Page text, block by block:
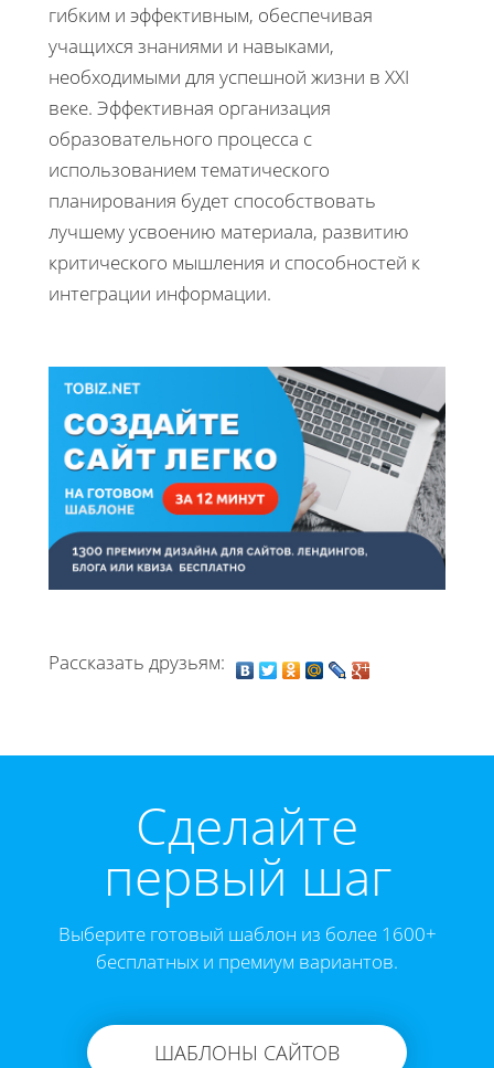
гибким и эффективным, обеспечивая
учащихся знаниями и навыками,
необходимыми для успешной жизни в XXI
веке. Эффективная организация
образовательного процесса с
использованием тематического
планирования будет способствовать
лучшему усвоению материала, развитию
критического мышления и способностей к
интеграции информации.
Рассказать друзьям:
Cделайте
первый шаг
Выберите готовый шаблон из более 1600+
бесплатных и премиум вариантов.
ШАБЛОНЫ САЙТОВ